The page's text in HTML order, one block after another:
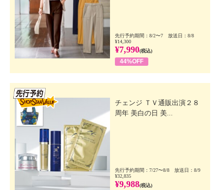
先行予約期間：8/2〜7 放送日：8/8
¥14,300
¥7,990(税込)
44%OFF
チェンジ ＴＶ通販出演２８
周年 美白の日 美...
先行予約期間：7/27〜8/8 放送日：8/9
¥32,835
¥9,988(税込)